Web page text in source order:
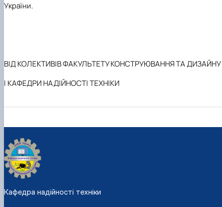
України.
ВІД КОЛЕКТИВІВ ФАКУЛЬТЕТУ КОНСТРУЮВАННЯ ТА ДИЗАЙНУ
І КАФЕДРИ НАДІЙНОСТІ ТЕХНІКИ
Кафедра надійності техніки